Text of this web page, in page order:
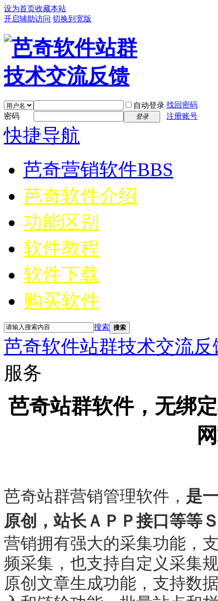
设为首页收藏本站
开启辅助访问 切换到宽版
自动登录 找回密码
密码
登录 注册账号
快捷导航
芭奇营销软件BBS
芭奇软件介绍
功能区别
软件教程
软件下载
购买软件
搜索 搜索
芭奇软件站群技术交流反
服务
芭奇站群软件，无绑
芭奇站群营销管理软件， 是
原创，站长ＡＰＰ接口等等
营销拥有强大的采集功能，
频采集，也支持自定义采集
原创文章生成功能，支持数